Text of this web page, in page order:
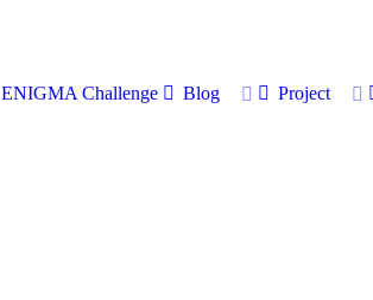
ENIGMA Challenge Blog Project